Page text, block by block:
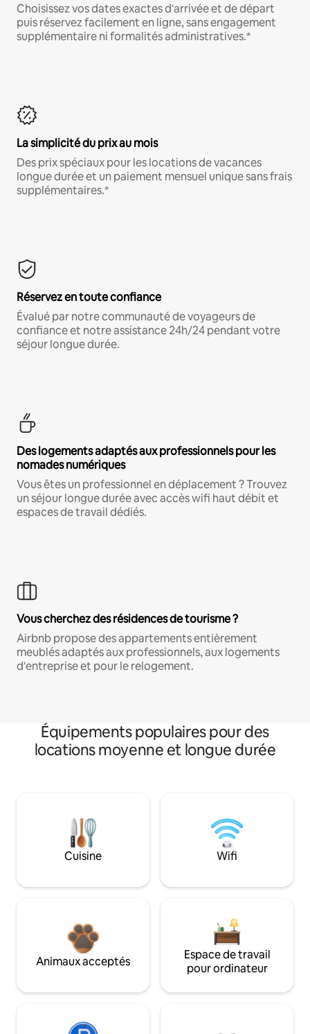
Choisissez vos dates exactes d'arrivée et de départ
puis réservez facilement en ligne, sans engagement
supplémentaire ni formalités administratives.*
La simplicité du prix au mois
Des prix spéciaux pour les locations de vacances
longue durée et un paiement mensuel unique sans frais
supplémentaires.*
Réservez en toute confiance
Évalué par notre communauté de voyageurs de
confiance et notre assistance 24h/24 pendant votre
séjour longue durée.
Des logements adaptés aux professionnels pour les
nomades numériques
Vous êtes un professionnel en déplacement ? Trouvez
un séjour longue durée avec accès wifi haut débit et
espaces de travail dédiés.
Vous cherchez des résidences de tourisme ?
Airbnb propose des appartements entièrement
meublés adaptés aux professionnels, aux logements
d'entreprise et pour le relogement.
Équipements populaires pour des
locations moyenne et longue durée
Cuisine Wifi
Animaux acceptés
Espace de travail
pour ordinateur